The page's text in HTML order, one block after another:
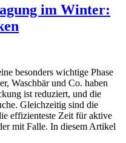
im Winter:
besonders wichtige Phase
Waschbär und Co. haben
ist reduziert, und die
Gleichzeitig sind die
effizienteste Zeit für aktive
mit Falle. In diesem Artikel